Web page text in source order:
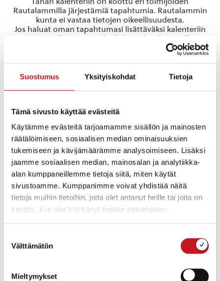
Suostumus Yksityiskohdat Tietoja
Tämä sivusto käyttää evästeitä
Käytämme evästeitä tarjoamamme sisällön ja mainosten
räätälöimiseen, sosiaalisen median ominaisuuksien
tukemiseen ja kävijämäärämme analysoimiseen. Lisäksi
jaamme sosiaalisen median, mainosalan ja analytiikka-
alan kumppaneillemme tietoja siitä, miten käytät
sivustoamme. Kumppanimme voivat yhdistää näitä
tietoja muihin tietoihin, joita olet antanut heille tai joita on
kerätty, kun olet käyttänyt heidän palvelujaan.
valinta
Välttämätön
Mieltymykset
kantelekonsertti
Tapahtumat kantelekonsertti
Tapahtumat
NoticeEi tuloksia.
Etsi
aja
Näkymät
navigointi
Etsi
ShowLista
Tuleva
Valitse
päivä.
EdellisetTapahtumat Tänään
Seuraavat
Rautalammilla järjestämiä tapahtumia. Rautalammin
kunta ei vastaa tietojen oikeellisuudesta.
Jos haluat oman tapahtumasi lisättäväksi kalenteriin
jätä tapahtuman tiedot linkin takaa löytyvällä